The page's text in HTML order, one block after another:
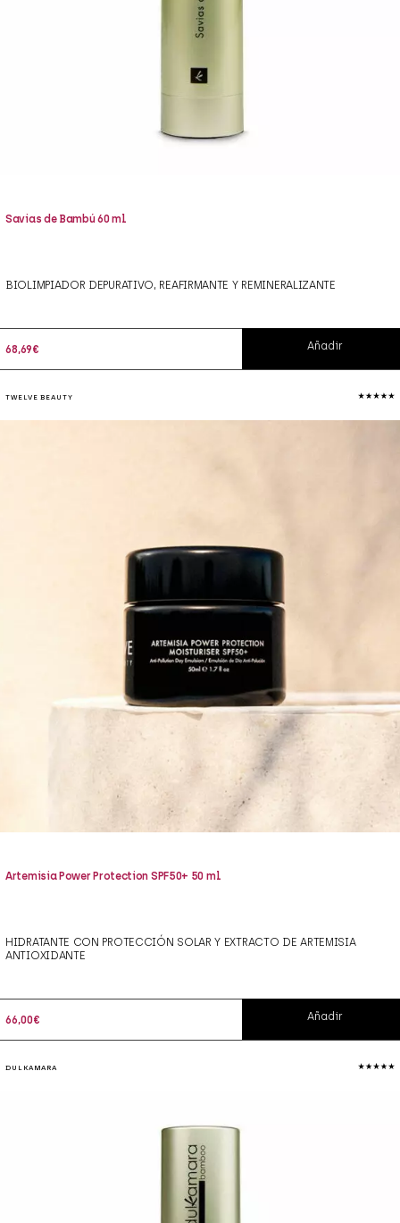
Savias de Bambú 60 ml
BIOLIMPIADOR DEPURATIVO, REAFIRMANTE Y REMINERALIZANTE
68,69€ Añadir
TWELVE BEAUTY
Artemisia Power Protection SPF50+ 50 ml
HIDRATANTE CON PROTECCIÓN SOLAR Y EXTRACTO DE ARTEMISIA
ANTIOXIDANTE
66,00€ Añadir
DULKAMARA